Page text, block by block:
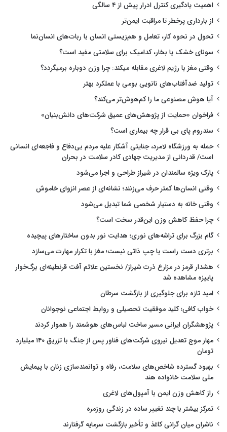
اهمیت یادگیری کنترل ادرار پیش از ۴ سالگی
از بارداری پرخطر تا مراقبت ایمن‌تر
تحول در نحوه کار، تعامل و هم‌زیستی انسان با ربات‌های انسان‌نما
سونای خشک یا بخار، کدامیک برای سلامتی مفید است؟
وقتی مغز با رژیم لاغری مقابله میکند: چرا وزن دوباره برمیگردد؟
تولید ضدآفتاب‌های نانویی بومی با عملکرد بهتر
آیا هوش مصنوعی ما را کم‌هوش‌تر می‌کند؟
فراخوان «حمایت از پژوهش‌های عمیق شرکت‌های دانش‌بنیان»
سندروم پای بی قرار چه بیماری است؟
حمله به ورزشگاه لامرد، جنایتی آشکار علیه مردم بی‌دفاع و فاجعه‌ای انسانی
است/ قدردانی از مدیریت جهادی کادر سلامت در بحران
پارک ویژه سالمندان در شیراز طراحی و اجرا می‌شود
وقتی انسان‌ها کمتر حرف می‌زنند؛ نشانه‌ای از عصر انزوای خاموش
وقتی خانه به دستیار شخصی شما تبدیل می‌شود
چرا حفظ کاهش وزن این‌قدر سخت است؟
گام بزرگ برای تراشه‌های نوری؛ هدایت نور بدون ساختارهای پیچیده
برتری دست راست یا چپ ذاتی نیست؛ مغز با تکرار مهارت می‌سازد
هشدار قرمز در مزارع ذرت شیراز/ نخستین علائم آفت قرنطینه‌ای برگ‌خوار
پاییزه مشاهده شد
امید تازه برای جلوگیری از بازگشت سرطان
خواب کافی؛ کلید موفقیت تحصیلی و روابط اجتماعی نوجوانان
پژوهشگران ایرانی مسیر ساخت لباس‌های هوشمند را هموار کردند
مهار موج تعدیل نیروی شرکت‌های فناور پس از جنگ با تزریق ۱۴۰ میلیارد
تومان
بهبود گسترده شاخص‌های سلامت، رفاه و توانمندسازی زنان با پیمایش
ملی سلامت خانواده هند
راز کاهش وزن ایمن با آمپول‌های لاغری
تمرکز بیشتر با چند تغییر ساده در زندگی روزمره
ناشران میان گرانی کاغذ و تأخیر بازگشت سرمایه گرفتارند